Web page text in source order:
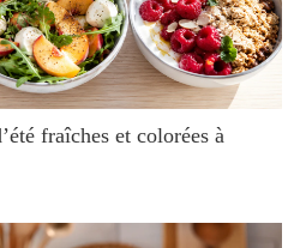
fraîches et colorées à